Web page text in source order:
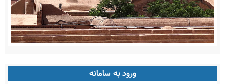
ورود به سامانه